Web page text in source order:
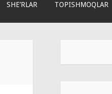
SHE’RLAR TOPISHMOQLAR